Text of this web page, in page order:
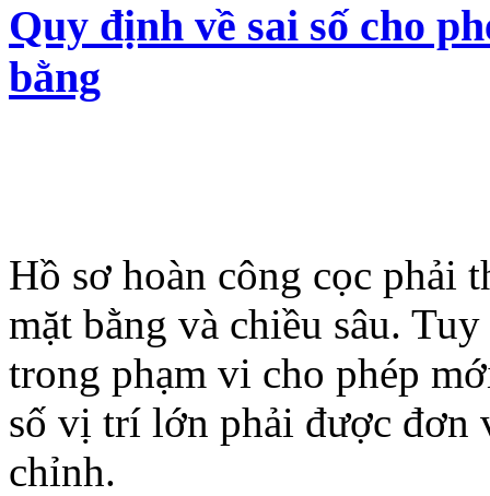
Quy định về sai số cho
bằng
Hồ sơ hoàn công cọc phải
mặt bằng và chiều sâu.
trong phạm vi cho phép
số vị trí lớn phải được đơn
chỉnh.